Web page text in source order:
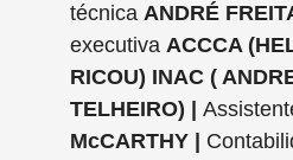
técnica ANDRÉ
executiva ACCCA
RICOU) INAC (
TELHEIRO) |
McCARTHY |